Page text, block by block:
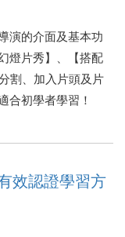
演的介面及基本功
燈片秀】、【搭配
割、加入片頭及片
合初學者學習！
效認證學習方